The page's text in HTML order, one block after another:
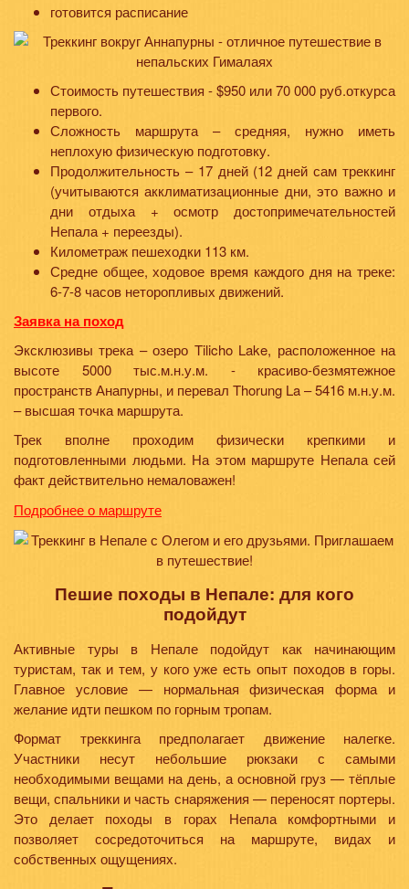
готовится расписание
Стоимость путешествия - $950 или 70 000 руб.откурса
первого.
Сложность маршрута – средняя, нужно иметь
неплохую физическую подготовку.
Продолжительность – 17 дней (12 дней сам треккинг
(учитываются акклиматизационные дни, это важно и
дни отдыха + осмотр достопримечательностей
Непала + переезды).
Километраж пешеходки 113 км.
Средне общее, ходовое время каждого дня на треке:
6-7-8 часов неторопливых движений.
Заявка на поход
Эксклюзивы трека – озеро Tilicho Lake, расположенное на
высоте 5000 тыс.м.н.у.м. - красиво-безмятежное
пространств Анапурны, и перевал Thorung La – 5416 м.н.у.м.
– высшая точка маршрута.
Трек вполне проходим физически крепкими и
подготовленными людьми. На этом маршруте Непала сей
факт действительно немаловажен!
Подробнее о маршруте
Пешие походы в Непале: для кого
подойдут
Активные туры в Непале подойдут как начинающим
туристам, так и тем, у кого уже есть опыт походов в горы.
Главное условие — нормальная физическая форма и
желание идти пешком по горным тропам.
Формат треккинга предполагает движение налегке.
Участники несут небольшие рюкзаки с самыми
необходимыми вещами на день, а основной груз — тёплые
вещи, спальники и часть снаряжения — переносят портеры.
Это делает походы в горах Непала комфортными и
позволяет сосредоточиться на маршруте, видах и
собственных ощущениях.